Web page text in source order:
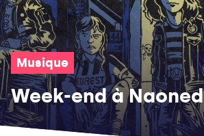
Musique
Week-end à Naoned